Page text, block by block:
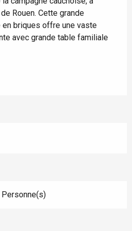
Rouen. Cette grande
en briques offre une vaste
avec grande table familiale
Personne(s)